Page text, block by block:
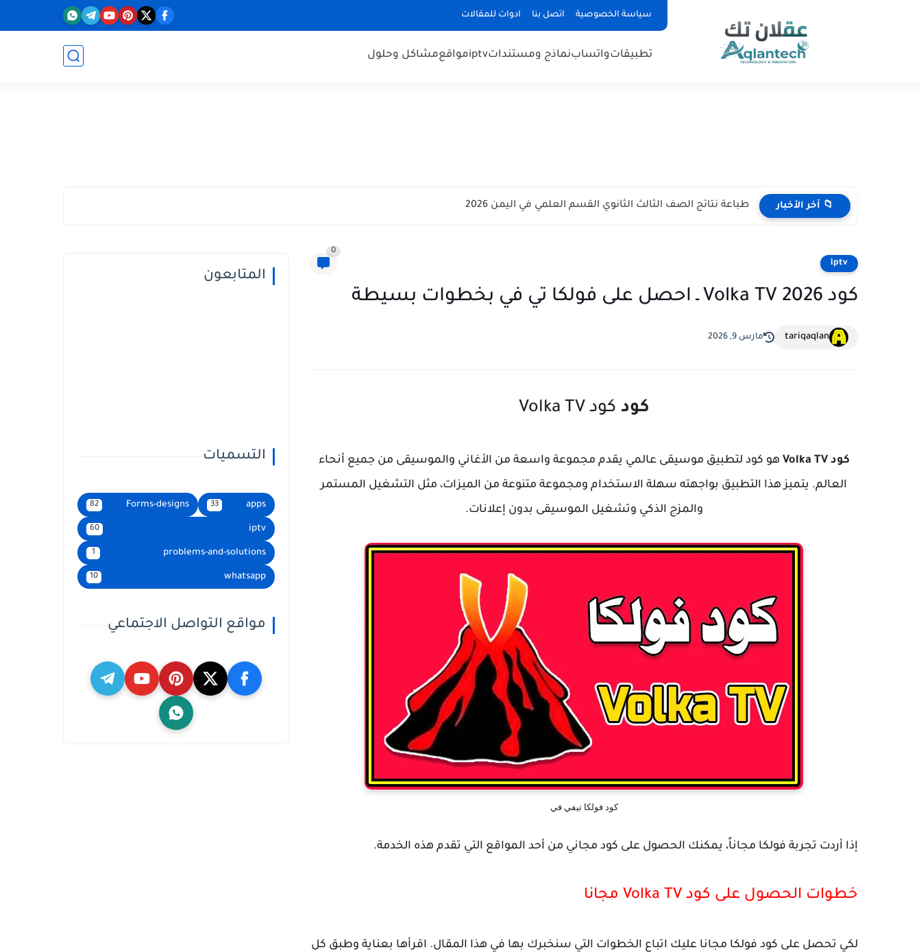
سياسة الخصوصية اتصل بنا ادوات للمقالات
تطبيقاتواتسابنماذج ومستنداتiptvمواقعمشاكل وحلول
📁 آخر الأخبار طباعة نتائج الصف الثالث الثانوي القسم العلمي في اليمن 2026
iptv
0
كود Volka TV 2026 ـ احصل على فولكا تي في بخطوات بسيطة
tariqaqlan مارس 9, 2026
كود كود Volka TV
كود Volka TV
هو كود لتطبيق موسيقى عالمي يقدم مجموعة واسعة من الأغاني والموسيقى من جميع أنحاء
العالم. يتميز هذا التطبيق بواجهته سهلة الاستخدام ومجموعة متنوعة من الميزات، مثل التشغيل المستمر
والمزج الذكي وتشغيل الموسيقى بدون إعلانات.
كود فولكا تيفي في
إذا أردت تجربة فولكا مجاناً، يمكنك الحصول على كود مجاني من أحد المواقع التي تقدم هذه الخدمة.
خطوات الحصول على كود Volka TV مجانا
لكي تحصل على كود فولكا مجانا عليك اتباع الخطوات التي سنخبرك بها في هذا المقال. اقرأها بعناية وطبق كل
المتابعون
التسميات
apps
33
Forms-designs
82
iptv
60
problems-and-solutions
1
whatsapp
10
مواقع التواصل الاجتماعي